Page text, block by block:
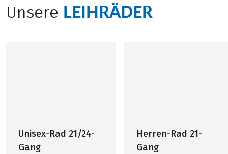
Unsere LEIHRÄDER
Unisex-Rad 21/24-
Gang
Herren-Rad 21-
Gang